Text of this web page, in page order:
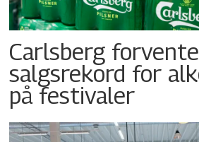
Carlsberg
salgsrekord for
på festivaler